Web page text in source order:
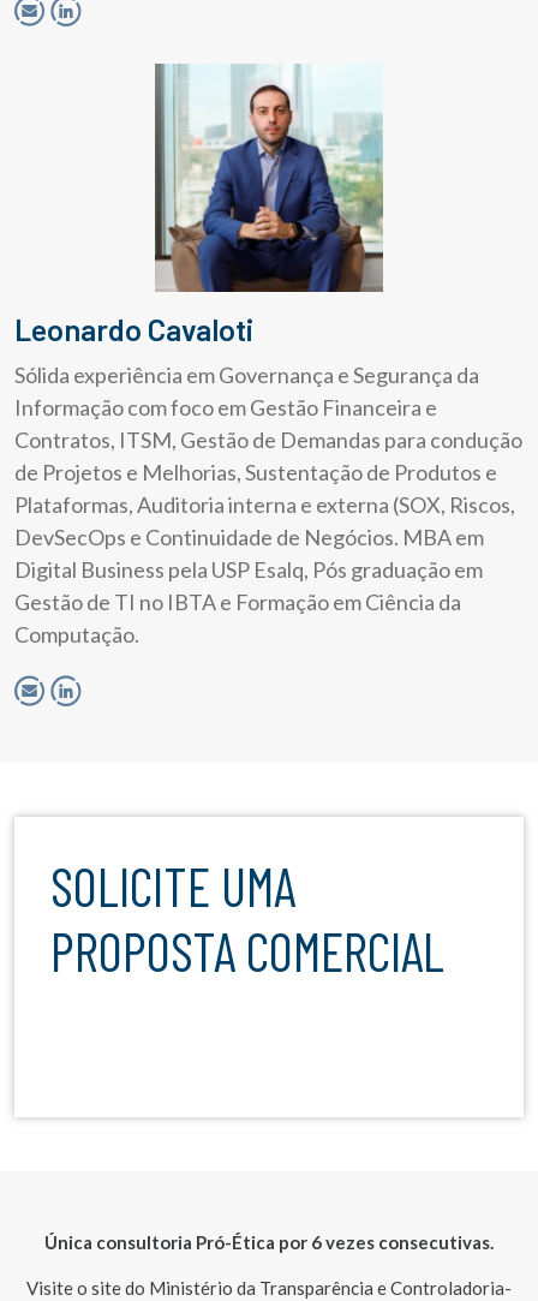
Leonardo Cavaloti
Sólida experiência em Governança e Segurança da
Informação com foco em Gestão Financeira e
Contratos, ITSM, Gestão de Demandas para condução
de Projetos e Melhorias, Sustentação de Produtos e
Plataformas, Auditoria interna e externa (SOX, Riscos,
DevSecOps e Continuidade de Negócios. MBA em
Digital Business pela USP Esalq, Pós graduação em
Gestão de TI no IBTA e Formação em Ciência da
Computação.
SOLICITE UMA
PROPOSTA COMERCIAL
Única consultoria Pró-Ética por 6 vezes consecutivas.
Visite o site do Ministério da Transparência e Controladoria-